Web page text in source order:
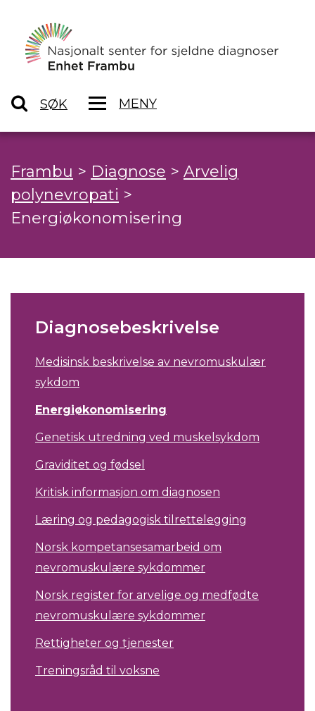
SØK MENY
Frambu > Diagnose > Arvelig
polynevropati >
Energiøkonomisering
Diagnosebeskrivelse
Medisinsk beskrivelse av nevromuskulær
sykdom
Energiøkonomisering
Genetisk utredning ved muskelsykdom
Graviditet og fødsel
Kritisk informasjon om diagnosen
Læring og pedagogisk tilrettelegging
Norsk kompetansesamarbeid om
nevromuskulære sykdommer
Norsk register for arvelige og medfødte
nevromuskulære sykdommer
Rettigheter og tjenester
Treningsråd til voksne